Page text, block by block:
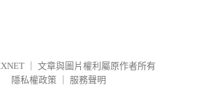
文章與圖片權利屬原作者所有
隱私權政策
服務聲明